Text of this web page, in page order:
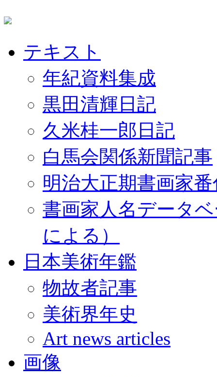
テキスト
年紀資料集成
黒田清輝日記
久米桂一郎日記
白馬会関係新聞記事
明治大正期書画家
書画家人名データ
による）
日本美術年鑑
物故者記事
美術界年史
Art news articles
画像